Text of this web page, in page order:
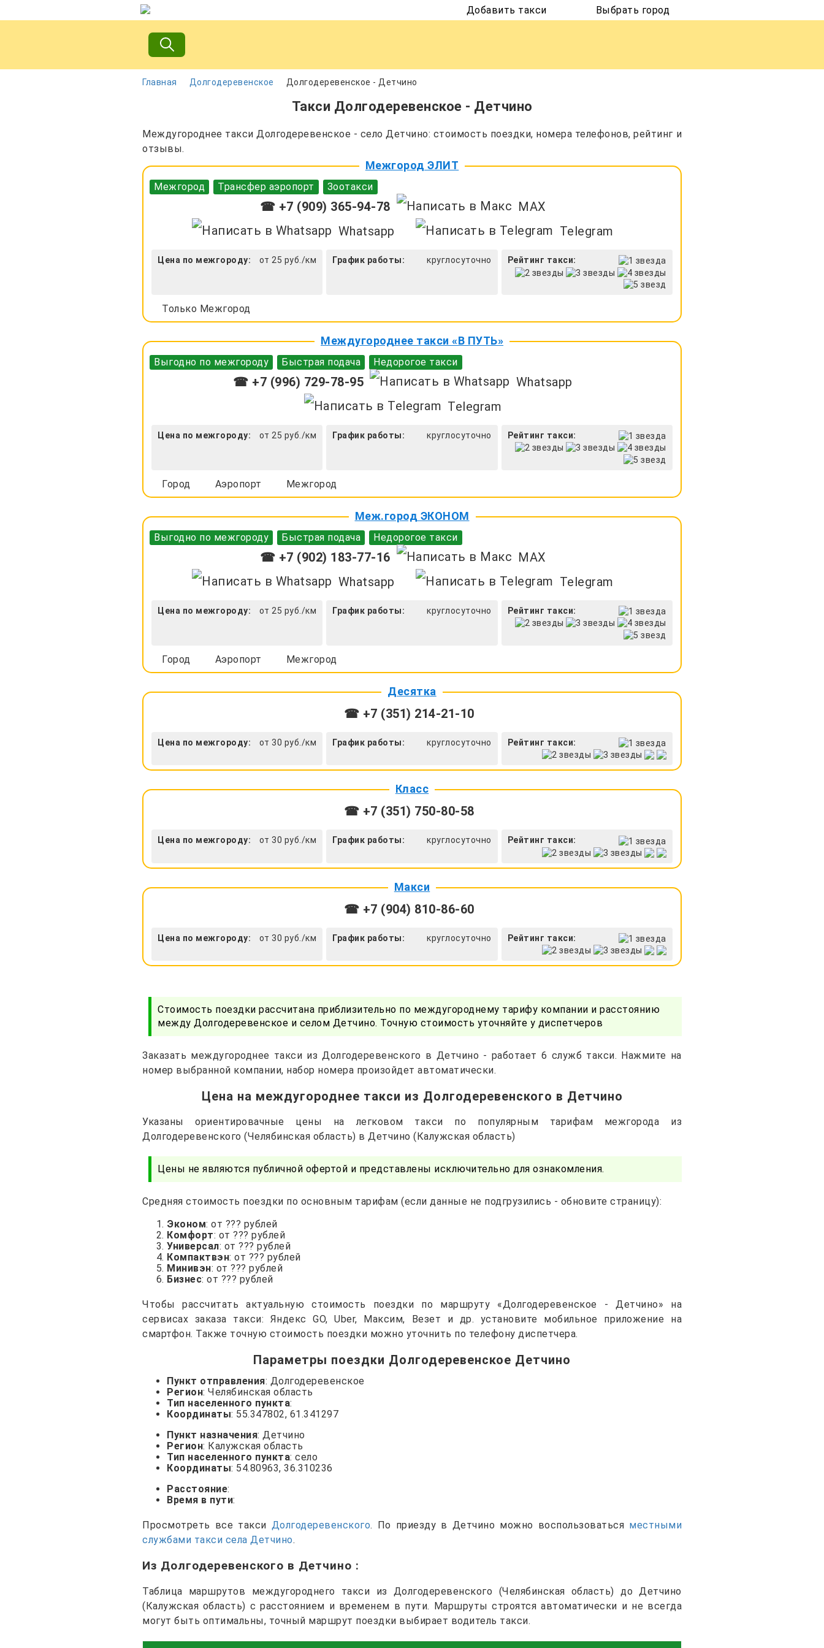
Добавить такси Выбрать город
Главная Долгодеревенское Долгодеревенское - Детчино
Такси Долгодеревенское - Детчино
Междугороднее такси Долгодеревенское - село Детчино: стоимость поездки, номера телефонов, рейтинг и
отзывы.
Межгород ЭЛИТ
Межгород Трансфер аэропорт Зоотакси
☎ +7 (909) 365-94-78
MAX
Whatsapp
Telegram
Цена по межгороду: от 25 руб./км График работы: круглосуточно Рейтинг такси:
Только Межгород
Междугороднее такси «В ПУТЬ»
Выгодно по межгороду Быстрая подача Недорогое такси
☎ +7 (996) 729-78-95
Whatsapp
Telegram
Цена по межгороду: от 25 руб./км График работы: круглосуточно Рейтинг такси:
Город Аэропорт Межгород
Меж.город ЭКОНОМ
Выгодно по межгороду Быстрая подача Недорогое такси
☎ +7 (902) 183-77-16
MAX
Whatsapp
Telegram
Цена по межгороду: от 25 руб./км График работы: круглосуточно Рейтинг такси:
Город Аэропорт Межгород
Десятка
☎ +7 (351) 214-21-10
Цена по межгороду: от 30 руб./км График работы: круглосуточно Рейтинг такси:
Класс
☎ +7 (351) 750-80-58
Цена по межгороду: от 30 руб./км График работы: круглосуточно Рейтинг такси:
Макси
☎ +7 (904) 810-86-60
Цена по межгороду: от 30 руб./км График работы: круглосуточно Рейтинг такси:
Стоимость поездки рассчитана приблизительно по междугороднему тарифу компании и расстоянию
между Долгодеревенское и селом Детчино. Точную стоимость уточняйте у диспетчеров
Заказать междугороднее такси из Долгодеревенского в Детчино - работает 6 служб такси. Нажмите на
номер выбранной компании, набор номера произойдет автоматически.
Цена на междугороднее такси из Долгодеревенского в Детчино
Указаны ориентировачные цены на легковом такси по популярным тарифам межгорода из
Долгодеревенского (Челябинская область) в Детчино (Калужская область)
Цены не являются публичной офертой и представлены исключительно для ознакомления.
Средняя стоимость поездки по основным тарифам (если данные не подгрузились - обновите страницу):
Эконом: от ??? рублей
Комфорт: от ??? рублей
Универсал: от ??? рублей
Компактвэн: от ??? рублей
Минивэн: от ??? рублей
Бизнес: от ??? рублей
Чтобы рассчитать актуальную стоимость поездки по маршруту «Долгодеревенское - Детчино» на
сервисах заказа такси: Яндекс GO, Uber, Максим, Везет и др. установите мобильное приложение на
смартфон. Также точную стоимость поездки можно уточнить по телефону диспетчера.
Параметры поездки Долгодеревенское Детчино
Пункт отправления: Долгодеревенское
Регион: Челябинская область
Тип населенного пункта:
Координаты: 55.347802, 61.341297
Пункт назначения: Детчино
Регион: Калужская область
Тип населенного пункта: село
Координаты: 54.80963, 36.310236
Расстояние:
Время в пути:
Просмотреть все такси Долгодеревенского. По приезду в Детчино можно воспользоваться местными
службами такси села Детчино.
Из Долгодеревенского в Детчино :
Таблица маршрутов междугороднего такси из Долгодеревенского (Челябинская область) до Детчино
(Калужская область) с расстоянием и временем в пути. Маршруты строятся автоматически и не всегда
могут быть оптимальны, точный маршрут поездки выбирает водитель такси.